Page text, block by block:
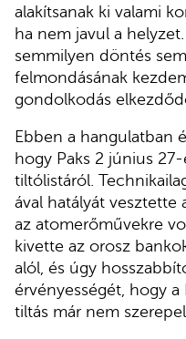
alakítsanak ki valami
ha nem javul a
semmilyen döntés
felmondásának
gondolkodás
Ebben a hangulatban
hogy Paks 2 június
tiltólistáról.
ával hatályát vesztette
az atomerőművekre
kivette az orosz
alól, és úgy
érvényességét, hogy
tiltás már nem szerepel